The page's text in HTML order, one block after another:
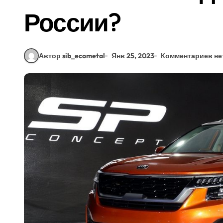
России?
Автор sib_ecometal Янв 25, 2023 Комментариев